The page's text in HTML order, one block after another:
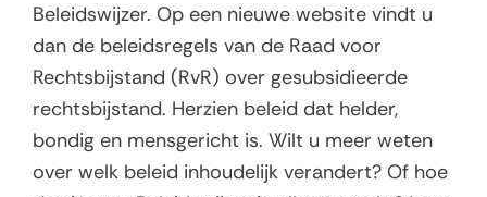
Beleidswijzer. Op een nieuwe website vindt u
dan de beleidsregels van de Raad voor
Rechtsbijstand (RvR) over gesubsidieerde
rechtsbijstand. Herzien beleid dat helder,
bondig en mensgericht is. Wilt u meer weten
over welk beleid inhoudelijk verandert? Of hoe